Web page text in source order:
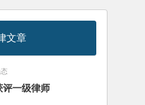
文章
评一级律师